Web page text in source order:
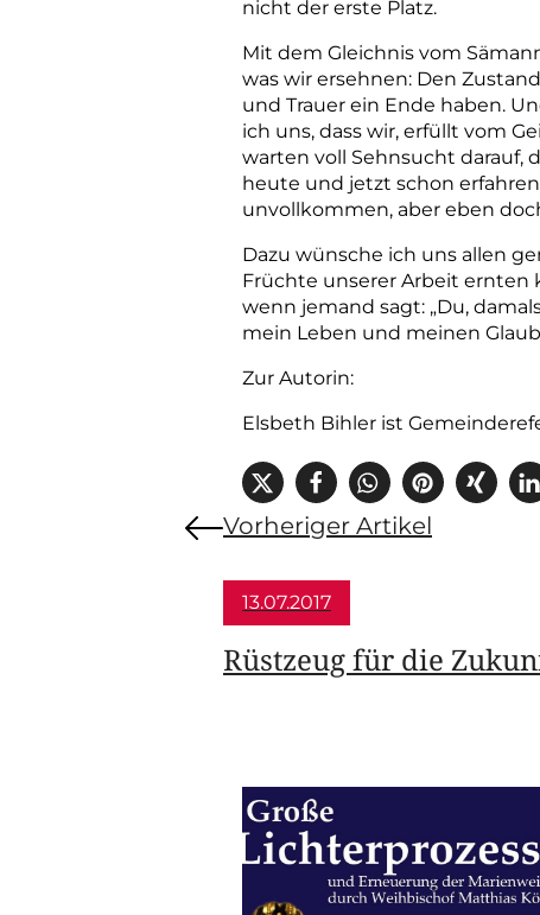
nicht der erste Platz.
Mit dem Gleichnis vom
was wir ersehnen: Den
und Trauer ein Ende haben.
ich uns, dass wir, erfüllt vom
warten voll Sehnsucht da­rauf,
heute und jetzt schon
unvollkommen, aber eben
Dazu wünsche ich uns allen
Früchte unserer Arbeit ernten
wenn jemand sagt: „Du,
mein Leben und meinen
Zur Autorin:
Elsbeth Bihler ist
Vorheriger Artikel
13.07.2017
Rüstzeug für die